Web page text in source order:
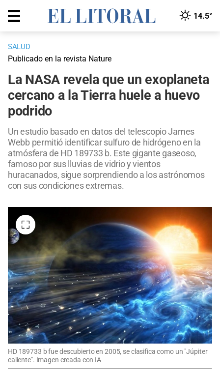
14.5°
SALUD
Publicado en la revista Nature
La NASA revela que un exoplaneta
cercano a la Tierra huele a huevo
podrido
Un estudio basado en datos del telescopio James
Webb permitió identificar sulfuro de hidrógeno en la
atmósfera de HD 189733 b. Este gigante gaseoso,
famoso por sus lluvias de vidrio y vientos
huracanados, sigue sorprendiendo a los astrónomos
con sus condiciones extremas.
HD 189733 b fue descubierto en 2005, se clasifica como un "Júpiter
caliente". Imagen creada con IA